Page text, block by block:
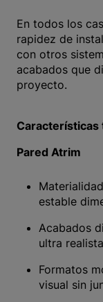
En todos los
rapidez de
con otros
acabados que
proyecto.
Características
Pared Atrim
estable
Acabados
ultra
Formatos
visual sin